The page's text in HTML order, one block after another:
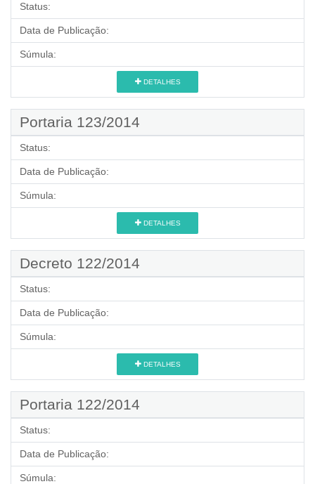
Status:
Data de Publicação:
Súmula:
DETALHES
Portaria 123/2014
Status:
Data de Publicação:
Súmula:
DETALHES
Decreto 122/2014
Status:
Data de Publicação:
Súmula:
DETALHES
Portaria 122/2014
Status:
Data de Publicação:
Súmula: